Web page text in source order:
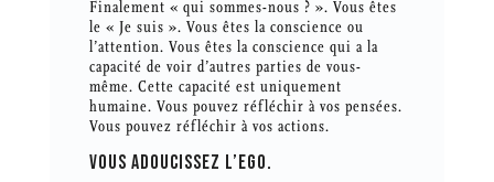
Finalement « qui sommes-nous ? ». Vous êtes
le « Je suis ». Vous êtes la conscience ou
l’attention. Vous êtes la conscience qui a la
capacité de voir d’autres parties de vous-
même. Cette capacité est uniquement
humaine. Vous pouvez réfléchir à vos pensées.
Vous pouvez réfléchir à vos actions.
VOUS ADOUCISSEZ L’EGO.